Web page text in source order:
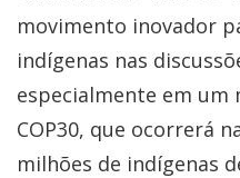
movimento inovador
indígenas nas
especialmente em um
COP30, que ocorrerá
milhões de indígenas